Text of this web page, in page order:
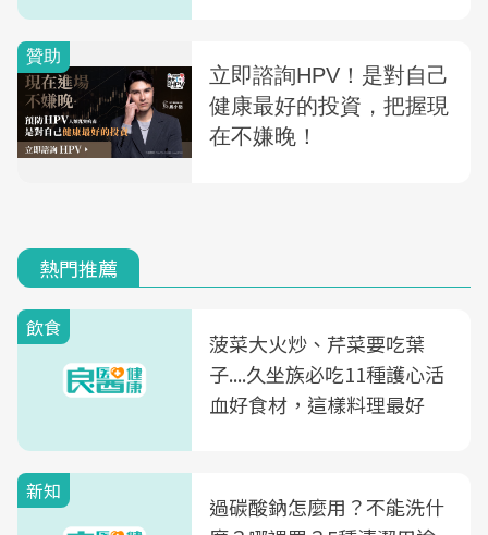
熱門推薦
飲食
菠菜大火炒、芹菜要吃葉
子....久坐族必吃11種護心活
血好食材，這樣料理最好
新知
過碳酸鈉怎麼用？不能洗什